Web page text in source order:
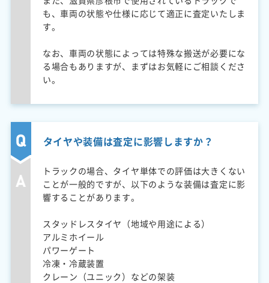
も、車両の状態や仕様に応じて適正に査定いたしま
す。
なお、車両の状態によっては特殊な搬送が必要にな
る場合もありますが、まずはお気軽にご相談くださ
い。
タイヤや装備は査定に影響しますか？
トラックの場合、タイヤ単体での評価は大きくない
ことが一般的ですが、以下のような装備は査定に影
響することがあります。
スタッドレスタイヤ（地域や用途による）
アルミホイール
パワーゲート
冷凍・冷蔵装置
クレーン（ユニック）などの架装